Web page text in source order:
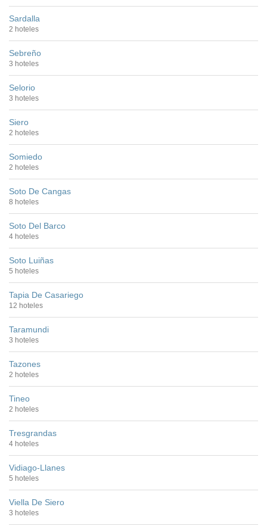
Sardalla
2 hoteles
Sebreño
3 hoteles
Selorio
3 hoteles
Siero
2 hoteles
Somiedo
2 hoteles
Soto De Cangas
8 hoteles
Soto Del Barco
4 hoteles
Soto Luiñas
5 hoteles
Tapia De Casariego
12 hoteles
Taramundi
3 hoteles
Tazones
2 hoteles
Tineo
2 hoteles
Tresgrandas
4 hoteles
Vidiago-Llanes
5 hoteles
Viella De Siero
3 hoteles